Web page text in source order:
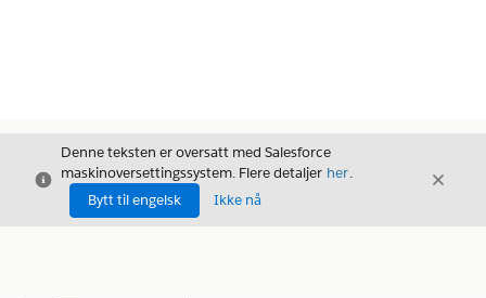
Avslutt
Denne teksten er oversatt med Salesforce
maskinoversettingssystem. Flere detaljer her.
Bytt til engelsk
Ikke nå
Avslutt